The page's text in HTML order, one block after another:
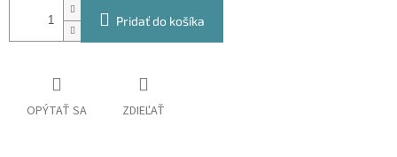
Pridať do košíka
OPÝTAŤ SA ZDIEĽAŤ